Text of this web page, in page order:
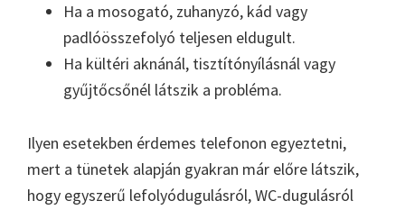
Ha a mosogató, zuhanyzó, kád vagy
padlóösszefolyó teljesen eldugult.
Ha kültéri aknánál, tisztítónyílásnál vagy
gyűjtőcsőnél látszik a probléma.
Ilyen esetekben érdemes telefonon egyeztetni,
mert a tünetek alapján gyakran már előre látszik,
hogy egyszerű lefolyódugulásról, WC-dugulásról